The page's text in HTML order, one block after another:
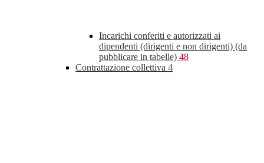
Incarichi conferiti e autorizzati ai
dipendenti (dirigenti e non dirigenti) (da
pubblicare in tabelle) 48
Contrattazione collettiva 4